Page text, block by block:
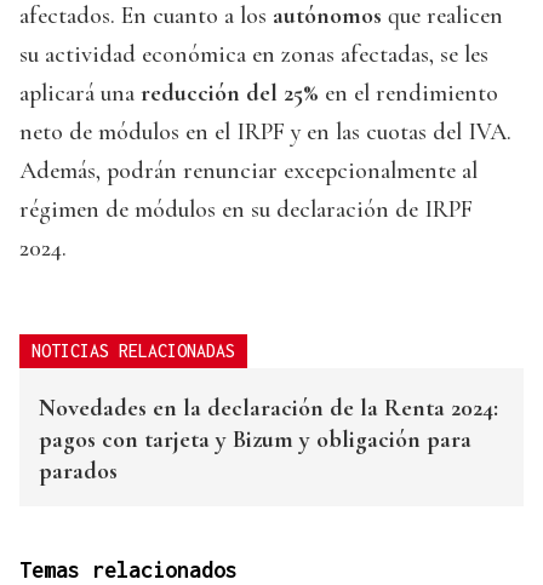
afectados. En cuanto a los autónomos que realicen
su actividad económica en zonas afectadas, se les
aplicará una reducción del 25% en el rendimiento
neto de módulos en el IRPF y en las cuotas del IVA.
Además, podrán renunciar excepcionalmente al
régimen de módulos en su declaración de IRPF
2024.
NOTICIAS RELACIONADAS
Novedades en la declaración de la Renta 2024:
pagos con tarjeta y Bizum y obligación para
parados
Temas relacionados